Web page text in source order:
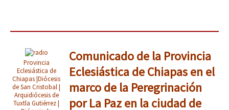
Provincia
Eclesiástica de
Chiapas |Diócesis
de San Cristobal |
Arquidiócesis de
Tuxtla Gutiérrez |
Comunicado de la Provincia
Eclesiástica de Chiapas en el
marco de la Peregrinación
por La Paz en la ciudad de